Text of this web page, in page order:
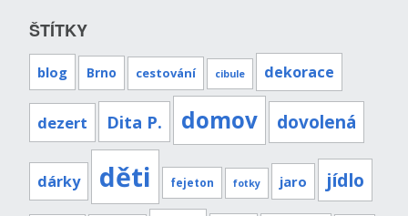
ŠTÍTKY
blog Brno cestování cibule dekorace
dezert Dita P. domov dovolená
dárky děti fejeton fotky jaro jídlo